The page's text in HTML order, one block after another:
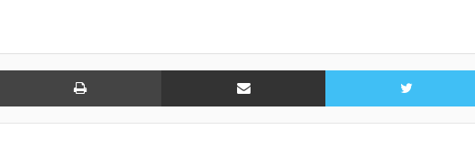
تويتر مشاركة عبر البريد